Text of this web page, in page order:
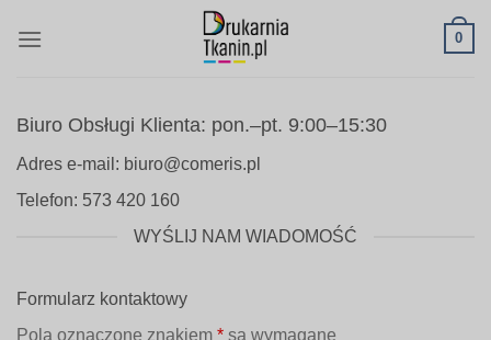
0
Biuro Obsługi Klienta: pon.–pt. 9:00–15:30
Adres e-mail: biuro@comeris.pl
Telefon: 573 420 160
WYŚLIJ NAM WIADOMOŚĆ
Formularz kontaktowy
Pola oznaczone znakiem * są wymagane